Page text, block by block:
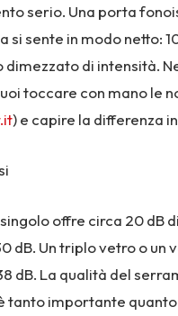
serio. Una porta
si sente in modo netto:
dimezzato di intensità.
toccare con mano le
) e capire la differenza
offre circa 20 dB
dB. Un triplo vetro o un
dB. La qualità del
tanto importante